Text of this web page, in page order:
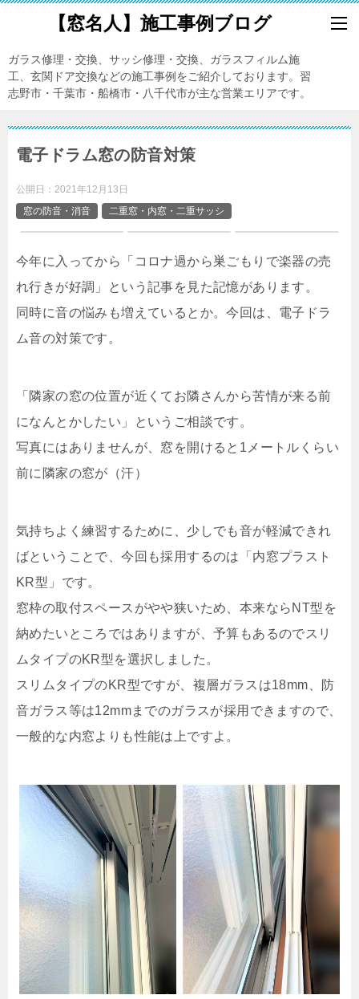
【窓名人】施工事例ブログ
ガラス修理・交換、サッシ修理・交換、ガラスフィルム施
工、玄関ドア交換などの施工事例をご紹介しております。習
志野市・千葉市・船橋市・八千代市が主な営業エリアです。
電子ドラム窓の防音対策
公開日： 2021年12月13日
窓の防音・消音
二重窓・内窓・二重サッシ
今年に入ってから「コロナ過から巣ごもりで楽器の売
れ行きが好調」という記事を見た記憶があります。
同時に音の悩みも増えているとか。今回は、電子ドラ
ム音の対策です。
「隣家の窓の位置が近くてお隣さんから苦情が来る前
になんとかしたい」というご相談です。
写真にはありませんが、窓を開けると1メートルくらい
前に隣家の窓が（汗）
気持ちよく練習するために、少しでも音が軽減できれ
ばということで、今回も採用するのは「内窓プラスト
KR型」です。
窓枠の取付スペースがやや狭いため、本来ならNT型を
納めたいところではありますが、予算もあるのでスリ
ムタイプのKR型を選択しました。
スリムタイプのKR型ですが、複層ガラスは18mm、防
音ガラス等は12mmまでのガラスが採用できますので、
一般的な内窓よりも性能は上ですよ。